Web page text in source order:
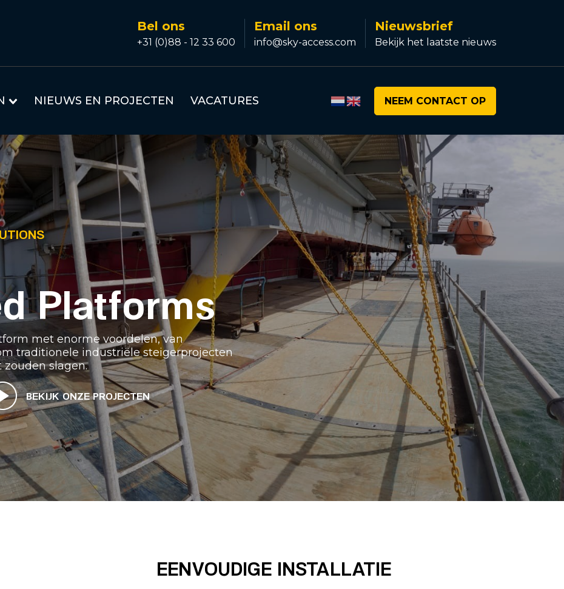
Bel ons
+31 (0)88 - 12 33 600
Email ons
info@sky-access.com
Nieuwsbrief
Bekijk het laatste nieuws
NIEUWS EN PROJECTEN VACATURES NEEM CONTACT OP
Platforms
met enorme voordelen, van
traditionele industriële steigerprojecten
slagen.
BEKIJK ONZE PROJECTEN
EENVOUDIGE INSTALLATIE